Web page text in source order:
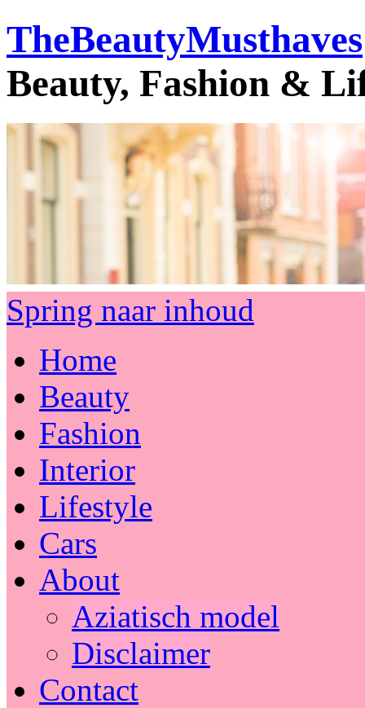
TheBeautyMusthaves
Beauty, Fashion &
Spring naar inhoud
Home
Beauty
Fashion
Interior
Lifestyle
Cars
About
Aziatisch model
Disclaimer
Contact